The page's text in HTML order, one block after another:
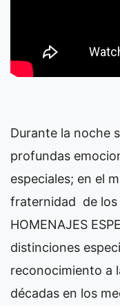
Durante la noche
profundas
especiales; en el
fraternidad de los
HOMENAJES
distinciones
reconocimiento a
décadas en los